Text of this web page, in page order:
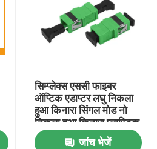
सिम्प्लेक्स एससी फाइबर
ऑप्टिक एडाप्टर लघु निकला
हुआ किनारा सिंगल मोड नो
निकला हुआ किनारा प्लास्टिक
युग्मक
जांच भेजें